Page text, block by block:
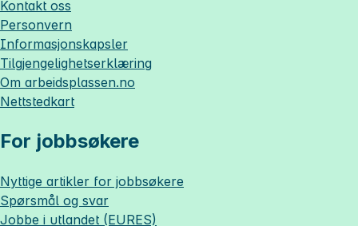
Kontakt oss
Personvern
Informasjonskapsler
Tilgjengelighetserklæring
Om arbeidsplassen.no
Nettstedkart
For jobbsøkere
Nyttige artikler for jobbsøkere
Spørsmål og svar
Jobbe i utlandet (EURES)